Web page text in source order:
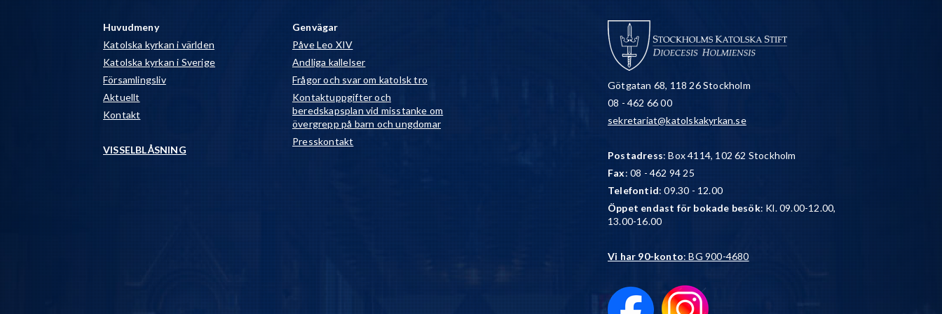
Huvudmeny
Katolska kyrkan i världen
Katolska kyrkan i Sverige
Församlingsliv
Aktuellt
Kontakt
VISSELBLÅSNING
Genvägar
Påve Leo XIV
Andliga kallelser
Frågor och svar om katolsk tro
Kontaktuppgifter och
beredskapsplan vid misstanke om
övergrepp på barn och ungdomar
Presskontakt
Götgatan 68, 118 26 Stockholm
08 - 462 66 00
sekretariat@katolskakyrkan.se
Postadress: Box 4114, 102 62 Stockholm
Fax: 08 - 462 94 25
Telefontid: 09.30 - 12.00
Öppet endast för bokade besök: Kl. 09.00-12.00,
13.00-16.00
Vi har 90-konto: BG 900-4680